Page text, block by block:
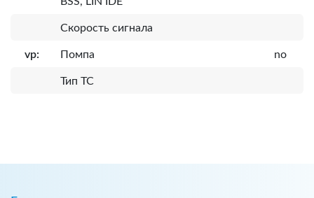
Скорость сигнала
vp: Помпа no
Тип ТС